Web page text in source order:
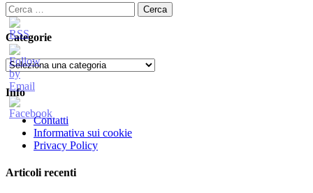
Ricerca
per:
Categorie
Categorie
Info
Contatti
Informativa sui cookie
Privacy Policy
Articoli recenti